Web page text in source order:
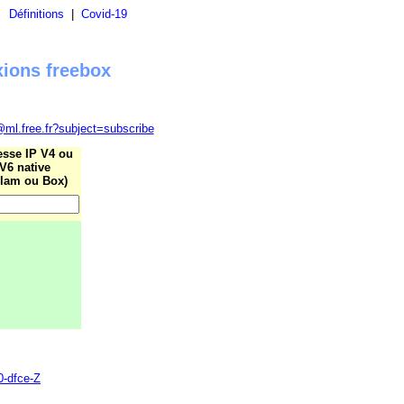
Définitions Covid-19
freebox
IP V4 ou
V6 native
ou Box)
dfce-Z